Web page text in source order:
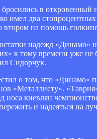
в откровенный
имел два
втором на помощь
надежд
к тому времени уже
Сидорчук.
о том, что «Динамо»
«Металлисту».
носа киевлян
и надеяться на